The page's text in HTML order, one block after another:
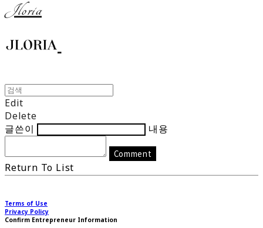
Jloria
Edit
Delete
글쓴이
내용
Comment
Return To List
Terms of Use
Privacy Policy
Confirm Entrepreneur Information